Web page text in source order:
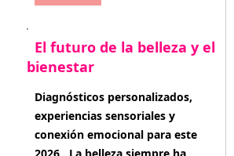
El futuro de la belleza y el
bienestar
enero 15, 2026
Diagnósticos personalizados,
experiencias sensoriales y
conexión emocional para este